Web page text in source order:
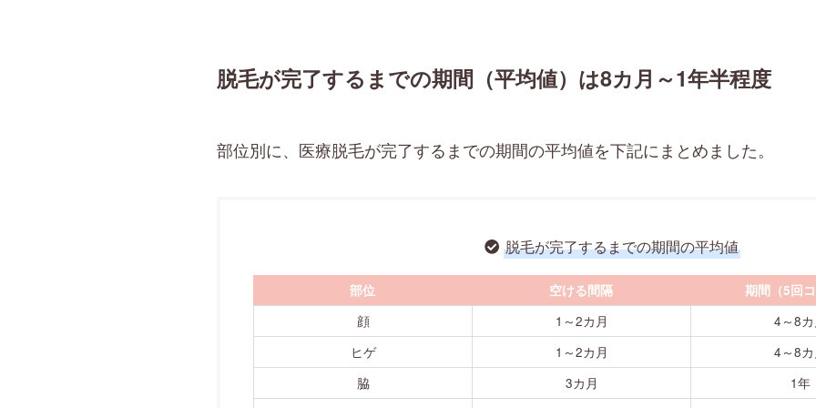
脱毛が完了するまでの期間（平均値）は8カ月～1年半程度
部位別に、医療脱毛が完了するまでの期間の平均値を下記にまとめました。
脱毛が完了するまでの期間の平均値
部位 空ける間隔 期間（5回コ
顔
1～2カ月 4～8カ
ヒゲ
1～2カ月 4～8カ
脇
3カ月 1年